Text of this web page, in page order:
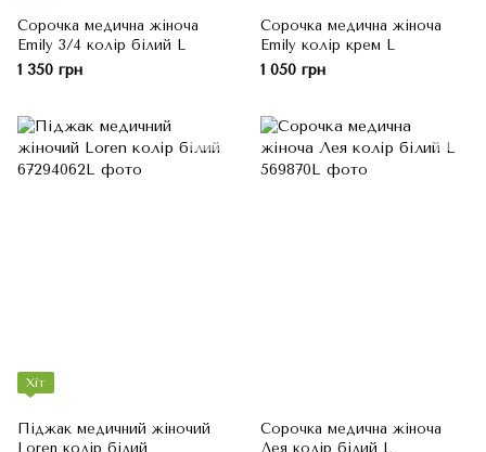
Сорочка медична жіноча
Emily 3/4 колір білий L
1 350 грн
Сорочка медична жіноча
Emily колір крем L
1 050 грн
Хіт
Піджак медичний жіночий
Loren колір білий
Сорочка медична жіноча
Лея колір білий L